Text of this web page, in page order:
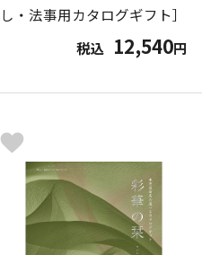
し・法事用カタログギフト］
税込 12,540円